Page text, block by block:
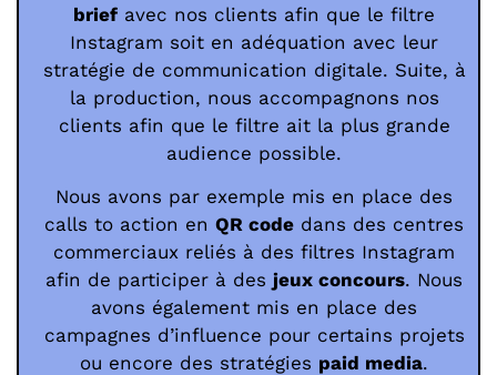
brief avec nos clients afin que le filtre
Instagram soit en adéquation avec leur
stratégie de communication digitale. Suite, à
la production, nous accompagnons nos
clients afin que le filtre ait la plus grande
audience possible.
Nous avons par exemple mis en place des
calls to action en QR code dans des centres
commerciaux reliés à des filtres Instagram
afin de participer à des jeux concours. Nous
avons également mis en place des
campagnes d’influence pour certains projets
ou encore des stratégies paid media.